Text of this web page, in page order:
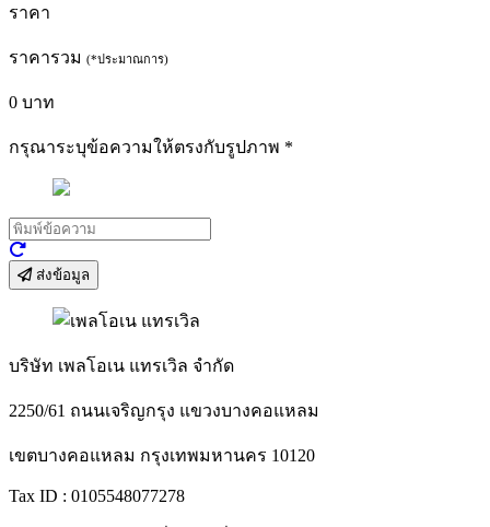
ราคา
ราคารวม (*ประมาณการ)
0 บาท
กรุณาระบุข้อความให้ตรงกับรูปภาพ *
ส่งข้อมูล
บริษัท เพลโอเน แทรเวิล จำกัด
2250/61 ถนนเจริญกรุง แขวงบางคอแหลม
เขตบางคอแหลม กรุงเทพมหานคร 10120
Tax ID : 0105548077278